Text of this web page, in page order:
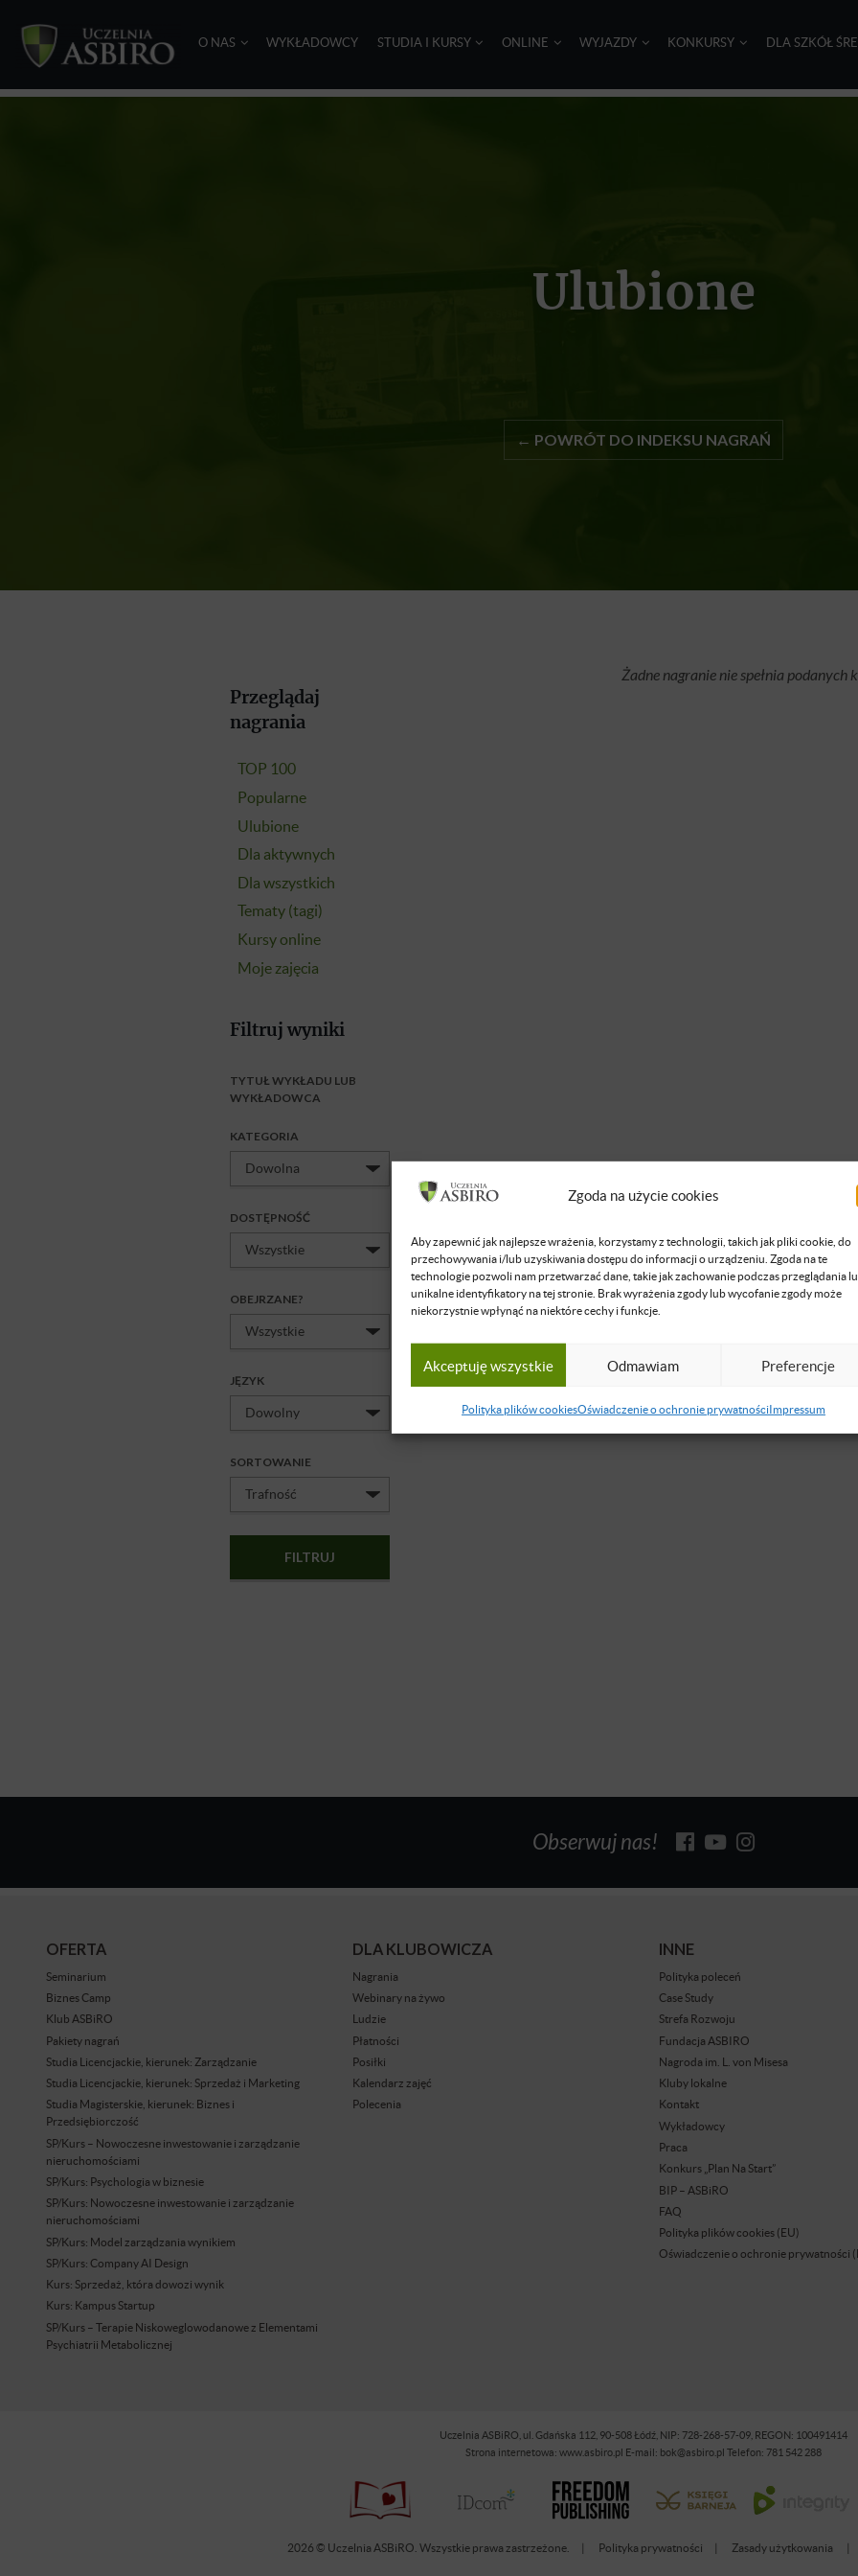
Zgoda na użycie cookies
Aby zapewnić jak najlepsze wrażenia, korzystamy z technologii, takich jak pliki cookie, do
przechowywania i/lub uzyskiwania dostępu do informacji o urządzeniu. Zgoda na te
technologie pozwoli nam przetwarzać dane, takie jak zachowanie podczas przeglądania
unikalne identyfikatory na tej stronie. Brak wyrażenia zgody lub wycofanie zgody może
niekorzystnie wpłynąć na niektóre cechy i funkcje.
Akceptuję wszystkie Odmawiam Preferencje
Polityka plików cookiesOświadczenie o ochronie prywatnościImpressum
O NAS WYKŁADOWCY STUDIA I KURSY ONLINE WYJAZDY KONKURSY DLA SZKÓŁ
Ulubione
← POWRÓT DO INDEKSU NAGRAŃ
Przeglądaj
nagrania
TOP 100
Popularne
Ulubione
Dla aktywnych
Dla wszystkich
Tematy (tagi)
Kursy online
Moje zajęcia
Filtruj wyniki
TYTUŁ WYKŁADU LUB
WYKŁADOWCA
KATEGORIA
DOSTĘPNOŚĆ
OBEJRZANE?
JĘZYK
SORTOWANIE
FILTRUJ
Żadne nagranie nie spełnia podanych
Obserwuj nas!
OFERTA
Seminarium
Biznes Camp
Klub ASBiRO
Pakiety nagrań
Studia Licencjackie, kierunek: Zarządzanie
Studia Licencjackie, kierunek: Sprzedaż i Marketing
Studia Magisterskie, kierunek: Biznes i
Przedsiębiorczość
SP/Kurs – Nowoczesne inwestowanie i zarządzanie
nieruchomościami
SP/Kurs: Psychologia w biznesie
SP/Kurs: Nowoczesne inwestowanie i zarządzanie
nieruchomościami
SP/Kurs: Model zarządzania wynikiem
SP/Kurs: Company AI Design
Kurs: Sprzedaż, która dowozi wynik
Kurs: Kampus Startup
SP/Kurs – Terapie Niskoweglowodanowe z Elementami
Psychiatrii Metabolicznej
DLA KLUBOWICZA
Nagrania
Webinary na żywo
Ludzie
Płatności
Posiłki
Kalendarz zajęć
Polecenia
INNE
Polityka poleceń
Case Study
Strefa Rozwoju
Fundacja ASBIRO
Nagroda im. L. von Misesa
Kluby lokalne
Kontakt
Wykładowcy
Praca
Konkurs „Plan Na Start”
BIP – ASBiRO
FAQ
Polityka plików cookies (EU)
Oświadczenie o ochronie prywatności
Uczelnia ASBiRO, ul. Gdańska 112, 90-508 Łódź, NIP: 728-268-57-09, REGON: 100491414
Strona internetowa: www.asbiro.pl E-mail: bok@asbiro.pl Telefon: 781 542 288
2026 © Uczelnia ASBiRO. Wszystkie prawa zastrzeżone. Polityka prywatności Zasady użytkowania